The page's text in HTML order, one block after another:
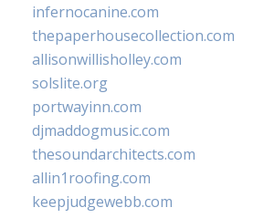
infernocanine.com
thepaperhousecollection.com
allisonwillisholley.com
solslite.org
portwayinn.com
djmaddogmusic.com
thesoundarchitects.com
allin1roofing.com
keepjudgewebb.com